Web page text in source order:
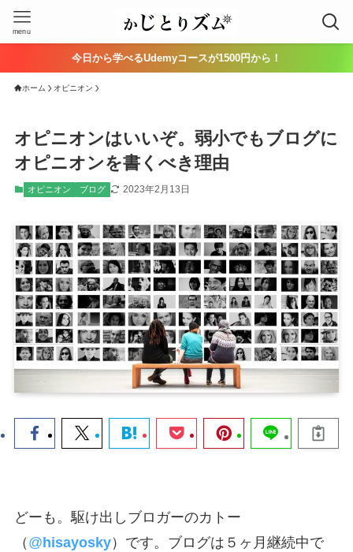
menu
今日から学べるUdemyコースが1500円から！
ホーム オピニオン
オピニオンはいいぞ。弱小でもブログに
オピニオンを書くべき理由
オピニオン ブログ 2023年2月13日
どーも。駆け出しブロガーのカトー
（ @ hisayosky）です。ブログは５ヶ月継続中で